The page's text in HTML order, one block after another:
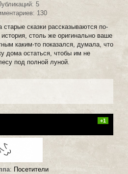
5
130
сказки рассказываются по-
столь же оригинально ваше
каким-то показался, думала, что
дома остаться, чтобы им не
под полной луной.
+1
: Посетители